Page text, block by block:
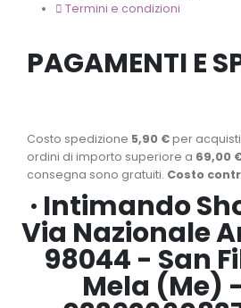
Termini e condizioni
PAGAMENTI E
Costo spedizione 5,90 €per
ordini di importo superiore a 69,00
consegna sono gratuiti. Costo
· Intimando
Via Nazionale
98044 - San
Mela (Me)